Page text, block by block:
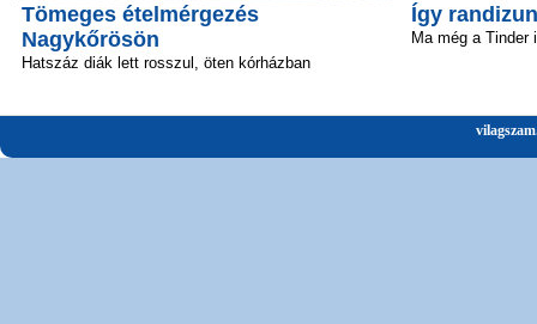
Tömeges ételmérgezés
Nagykőrösön
Hatszáz diák lett rosszul, öten kórházban
Így
Ma még a Tinder